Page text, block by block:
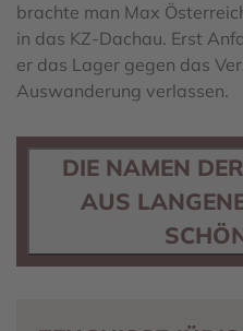
brachte man Max
in das KZ-Dachau. Erst
er das Lager gegen das
Auswanderung verlassen.
DIE NAMEN
AUS